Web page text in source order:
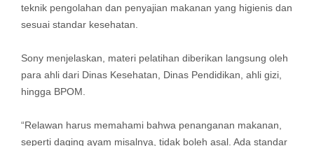
teknik pengolahan dan penyajian makanan yang higienis dan
sesuai standar kesehatan.
Sony menjelaskan, materi pelatihan diberikan langsung oleh
para ahli dari Dinas Kesehatan, Dinas Pendidikan, ahli gizi,
hingga BPOM.
“Relawan harus memahami bahwa penanganan makanan,
seperti daging ayam misalnya, tidak boleh asal. Ada standar